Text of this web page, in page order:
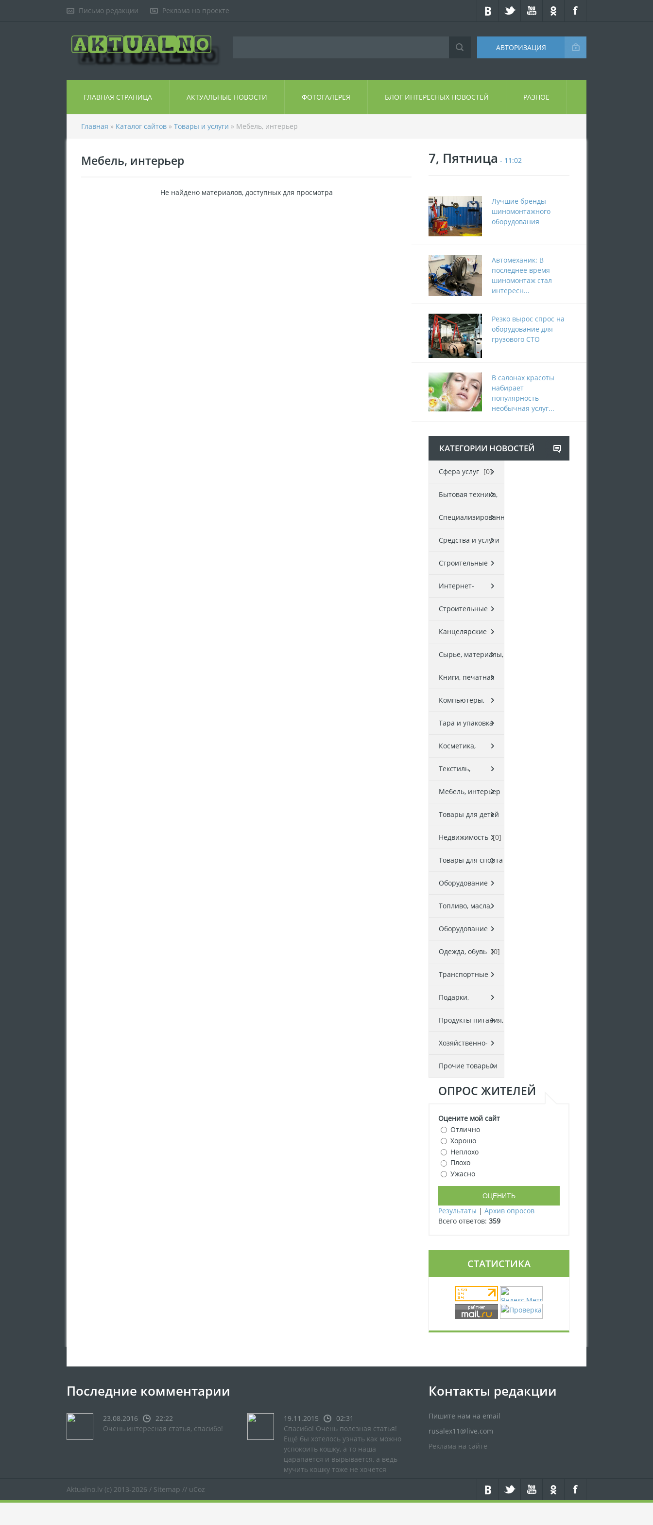
Письмо редакции Реклама на проекте
АВТОРИЗАЦИЯ
ГЛАВНАЯ СТРАНИЦА АКТУАЛЬНЫЕ НОВОСТИ ФОТОГАЛЕРЕЯ БЛОГ ИНТЕРЕСНЫХ НОВОСТЕЙ РАЗНОЕ
Главная » Каталог сайтов » Товары и услуги » Мебель, интерьер
Мебель, интерьер
Не найдено материалов, доступных для просмотра
7, Пятница - 11:02
Лучшие бренды
шиномонтажного
оборудования
Автомеханик: В
последнее время
шиномонтаж стал
интересн...
Резко вырос спрос на
оборудование для
грузового СТО
В салонах красоты
набирает
популярность
необычная услуг...
КАТЕГОРИИ НОВОСТЕЙ
Cфера услуг [0]
Бытовая техника,
электроника [0]
Специализированные
товары [0]
Средства и услуги
связи [0]
Строительные
материалы,
оборудование [0]
Интернет-
магазины [0]
Строительные
услуги [0]
Канцелярские
товары [0]
Сырье, материалы,
комплектующие
[0]
Книги, печатная
продукция [0]
Компьютеры,
оргтехника [0]
Тара и упаковка
[0]
Косметика,
парфюмерия [0]
Текстиль,
галантерея [0]
Мебель, интерьер
[0]
Товары для детей
[0]
Недвижимость [0]
Товары для спорта
и отдыха [0]
Оборудование
производства [0]
Топливо, масла,
нефтепродукты
[0]
Оборудование
сферы услуг [0]
Одежда, обувь [0]
Транспортные
услуги [0]
Подарки,
украшения [0]
Продукты питания,
напитки [0]
Хозяйственно-
бытовые товары
[0]
Прочие товары и
услуги [0]
ОПРОС ЖИТЕЛЕЙ
Оцените мой сайт
Отлично
Хорошо
Неплохо
Плохо
Ужасно
Результаты | Архив опросов
Всего ответов: 359
СТАТИСТИКА
Последние комментарии
23.08.2016
22:22
Очень интересная статья, спасибо!
19.11.2015
02:31
Спасибо! Очень полезная статья!
Ещё бы хотелось узнать как можно
успокоить кошку, а то наша
царапается и вырывается, а ведь
мучить кошку тоже не хочется
Контакты редакции
Пишите нам на email
rusalex11@live.com
Реклама на сайте
Aktualno.lv (c) 2013-2026 / Sitemap // uCoz